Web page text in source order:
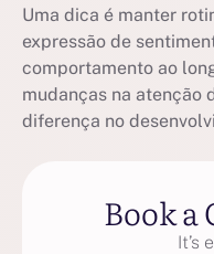
Uma dica é manter
expressão de
comportamento ao
mudanças na atenção
diferença no
Book
It’s